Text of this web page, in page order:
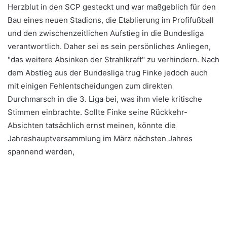
Herzblut in den SCP gesteckt und war maßgeblich für den
Bau eines neuen Stadions, die Etablierung im Profifußball
und den zwischenzeitlichen Aufstieg in die Bundesliga
verantwortlich. Daher sei es sein persönliches Anliegen,
"das weitere Absinken der Strahlkraft" zu verhindern. Nach
dem Abstieg aus der Bundesliga trug Finke jedoch auch
mit einigen Fehlentscheidungen zum direkten
Durchmarsch in die 3. Liga bei, was ihm viele kritische
Stimmen einbrachte. Sollte Finke seine Rückkehr-
Absichten tatsächlich ernst meinen, könnte die
Jahreshauptversammlung im März nächsten Jahres
spannend werden,